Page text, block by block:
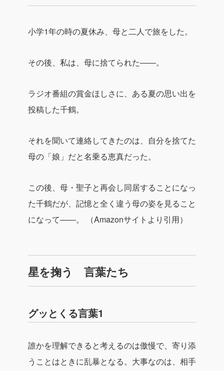
小学1年の時の夏休み、母と二人で旅をした。
その後、私は、母に捨てられた――。
ラジオ番組の賞金ほしさに、ある夏の思い出を
投稿した千鶴。
それを聞いて連絡してきたのは、自分を捨てた
母の「娘」だと名乗る恵真だった。
この後、母・聖子と再会し同居することになっ
た千鶴だが、記憶と全く違う母の姿を見ること
になって――。
（Amazonサイトより引用）
星を掬う 言葉たち
グッとくる言葉1
誰かを理解できると考えるのは傲慢で、寄り添
うことはときに乱暴となる。大事なのは、相手